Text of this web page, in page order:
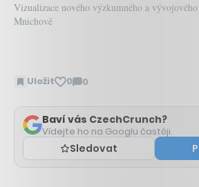
Vizualizace nového výzkumného a
Mnichově
Uložit 0 0
Zobrazit
Baví vás CzechCrunch?
Vídejte ho na Googlu častěji.
Sledovat